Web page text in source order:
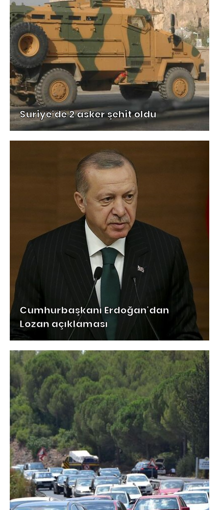
Suriye'de 2 asker şehit oldu
Cumhurbaşkanı Erdoğan'dan
Lozan açıklaması